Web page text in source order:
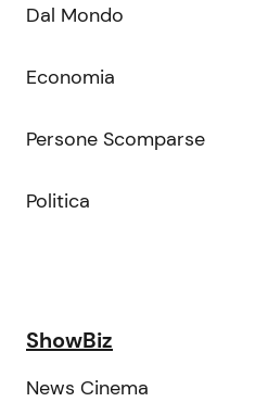
Dal Mondo
Economia
Persone Scomparse
Politica
ShowBiz
News Cinema